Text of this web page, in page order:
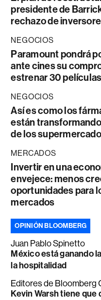
presidente de
rechazo de
NEGOCIOS
Paramount pondrá
ante cines su
estrenar 30
NEGOCIOS
Así es como los
están
de los
MERCADOS
Invertir en una
envejece: menos
oportunidades para
mercados
OPINIÓN BLOOMBERG
Juan Pablo Spinetto
México está ganando
la hospitalidad
Editores de Bloomberg
Kevin Warsh tiene